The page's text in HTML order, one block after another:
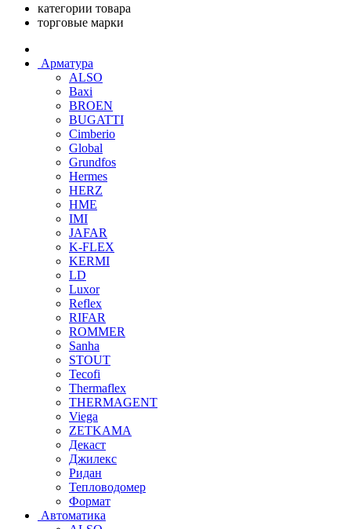
категории товара
торговые марки
Арматура
ALSO
Baxi
BROEN
BUGATTI
Cimberio
Global
Grundfos
Hermes
HERZ
HME
IMI
JAFAR
K-FLEX
KERMI
LD
Luxor
Reflex
RIFAR
ROMMER
Sanha
STOUT
Tecofi
Thermaflex
THERMAGENT
Viega
ZETKAMA
Декаст
Джилекс
Ридан
Тепловодомер
Формат
Автоматика